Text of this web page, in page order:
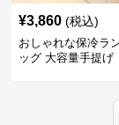
¥3,860 (税込)
おしゃれな保冷ラ
ッグ 大容量手提げ